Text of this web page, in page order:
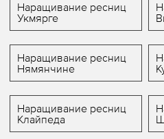
Наращивание ресниц
Укмярге
Наращивание ресниц
Нямянчине
Наращивание ресниц
Клайпеда